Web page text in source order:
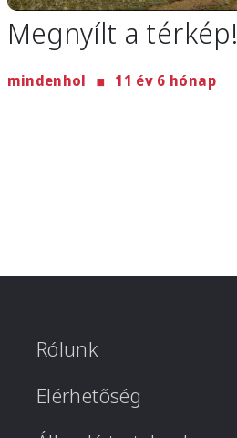
Megnyílt a térkép!
mindenhol 11 év 6 hónap
Rólunk
Elérhetőség